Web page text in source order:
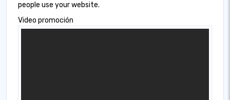
people use your website.
Video promoción